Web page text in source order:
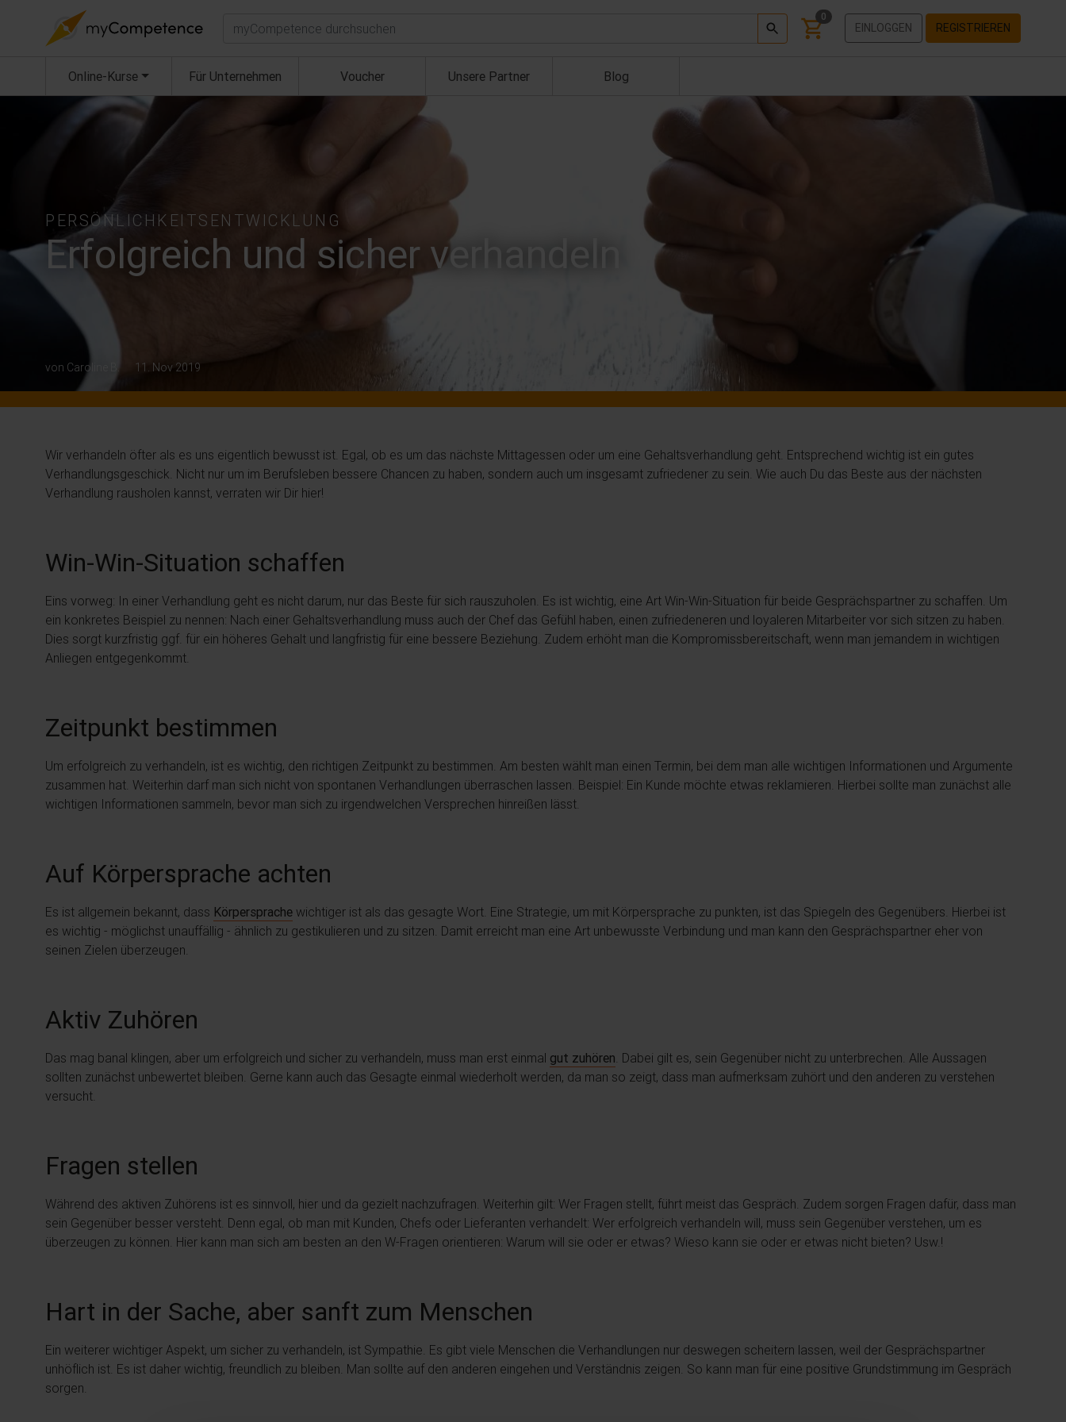
Suchen 0
EINLOGGEN REGISTRIEREN
Online-Kurse Für Unternehmen Voucher Unsere Partner Blog
PERSÖNLICHKEITSENTWICKLUNG
Erfolgreich und sicher verhandeln
von Caroline B. 11. Nov 2019
Wir verhandeln öfter als es uns eigentlich bewusst ist. Egal, ob es um das nächste Mittagessen oder um eine Gehaltsverhandlung geht. Entsprechend wichtig ist ein gutes
Verhandlungsgeschick. Nicht nur um im Berufsleben bessere Chancen zu haben, sondern auch um insgesamt zufriedener zu sein. Wie auch Du das Beste aus der nächsten
Verhandlung rausholen kannst, verraten wir Dir hier!
Win-Win-Situation schaffen
Eins vorweg: In einer Verhandlung geht es nicht darum, nur das Beste für sich rauszuholen. Es ist wichtig, eine Art Win-Win-Situation für beide Gesprächspartner zu schaffen. Um
ein konkretes Beispiel zu nennen: Nach einer Gehaltsverhandlung muss auch der Chef das Gefühl haben, einen zufriedeneren und loyaleren Mitarbeiter vor sich sitzen zu haben.
Dies sorgt kurzfristig ggf. für ein höheres Gehalt und langfristig für eine bessere Beziehung. Zudem erhöht man die Kompromissbereitschaft, wenn man jemandem in wichtigen
Anliegen entgegenkommt.
Zeitpunkt bestimmen
Um erfolgreich zu verhandeln, ist es wichtig, den richtigen Zeitpunkt zu bestimmen. Am besten wählt man einen Termin, bei dem man alle wichtigen Informationen und Argumente
zusammen hat. Weiterhin darf man sich nicht von spontanen Verhandlungen überraschen lassen. Beispiel: Ein Kunde möchte etwas reklamieren. Hierbei sollte man zunächst alle
wichtigen Informationen sammeln, bevor man sich zu irgendwelchen Versprechen hinreißen lässt.
Auf Körpersprache achten
Es ist allgemein bekannt, dass Körpersprache wichtiger ist als das gesagte Wort. Eine Strategie, um mit Körpersprache zu punkten, ist das Spiegeln des Gegenübers. Hierbei ist
es wichtig - möglichst unauffällig - ähnlich zu gestikulieren und zu sitzen. Damit erreicht man eine Art unbewusste Verbindung und man kann den Gesprächspartner eher von
seinen Zielen überzeugen.
Aktiv Zuhören
Das mag banal klingen, aber um erfolgreich und sicher zu verhandeln, muss man erst einmal gut zuhören. Dabei gilt es, sein Gegenüber nicht zu unterbrechen. Alle Aussagen
sollten zunächst unbewertet bleiben. Gerne kann auch das Gesagte einmal wiederholt werden, da man so zeigt, dass man aufmerksam zuhört und den anderen zu verstehen
versucht.
Fragen stellen
Während des aktiven Zuhörens ist es sinnvoll, hier und da gezielt nachzufragen. Weiterhin gilt: Wer Fragen stellt, führt meist das Gespräch. Zudem sorgen Fragen dafür, dass man
sein Gegenüber besser versteht. Denn egal, ob man mit Kunden, Chefs oder Lieferanten verhandelt: Wer erfolgreich verhandeln will, muss sein Gegenüber verstehen, um es
überzeugen zu können. Hier kann man sich am besten an den W-Fragen orientieren: Warum will sie oder er etwas? Wieso kann sie oder er etwas nicht bieten? Usw.!
Hart in der Sache, aber sanft zum Menschen
Ein weiterer wichtiger Aspekt, um sicher zu verhandeln, ist Sympathie. Es gibt viele Menschen die Verhandlungen nur deswegen scheitern lassen, weil der Gesprächspartner
unhöflich ist. Es ist daher wichtig, freundlich zu bleiben. Man sollte auf den anderen eingehen und Verständnis zeigen. So kann man für eine positive Grundstimmung im Gespräch
sorgen.